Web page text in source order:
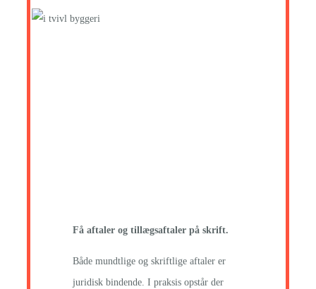
Få aftaler og tillægsaftaler på skrift.
Både mundtlige og skriftlige aftaler er
juridisk bindende. I praksis opstår der